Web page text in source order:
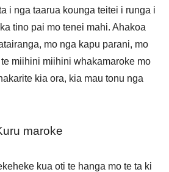
i nga taarua kounga teitei i runga i
tino pai mo tenei mahi. Ahakoa
mo nga kapu parani, mo
miihini miihini whakamaroke mo
kia ora, kia mau tonu nga
maroke
kua oti te hanga mo te ta ki